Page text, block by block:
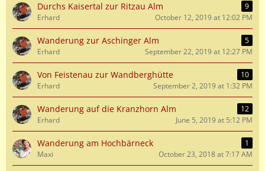
Durchs Kaisertal zur Ritzau Alm
9
Erhard
October 12, 2019 at 12:02 PM
Wanderung zur Aschinger Alm
5
Erhard
September 22, 2019 at 12:27 PM
Von Feistenau zur Wandberghütte
10
Erhard
September 2, 2019 at 1:32 PM
Wanderung auf die Kranzhorn Alm
12
Erhard
June 5, 2019 at 5:12 PM
Wanderung am Hochbärneck
1
Maxi
October 23, 2018 at 7:17 AM